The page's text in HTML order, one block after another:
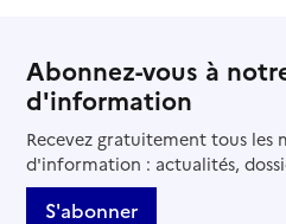
Abonnez-vous à
d'information
Recevez gratuitement tous les
d'information : actualités,
S'abonner